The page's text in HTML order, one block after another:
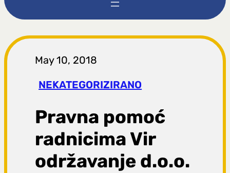
t
r
a
g
a
May 10, 2018
NEKATEGORIZIRANO
Pravna pomoć
radnicima Vir
održavanje d.o.o.